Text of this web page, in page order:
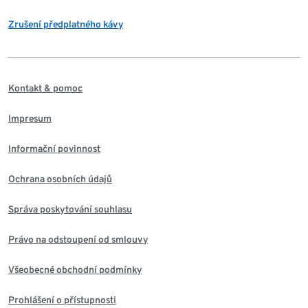
Zrušení předplatného kávy
Kontakt & pomoc
Impresum
Informační povinnost
Ochrana osobních údajů
Správa poskytování souhlasu
Právo na odstoupení od smlouvy
Všeobecné obchodní podmínky
Prohlášení o přístupnosti